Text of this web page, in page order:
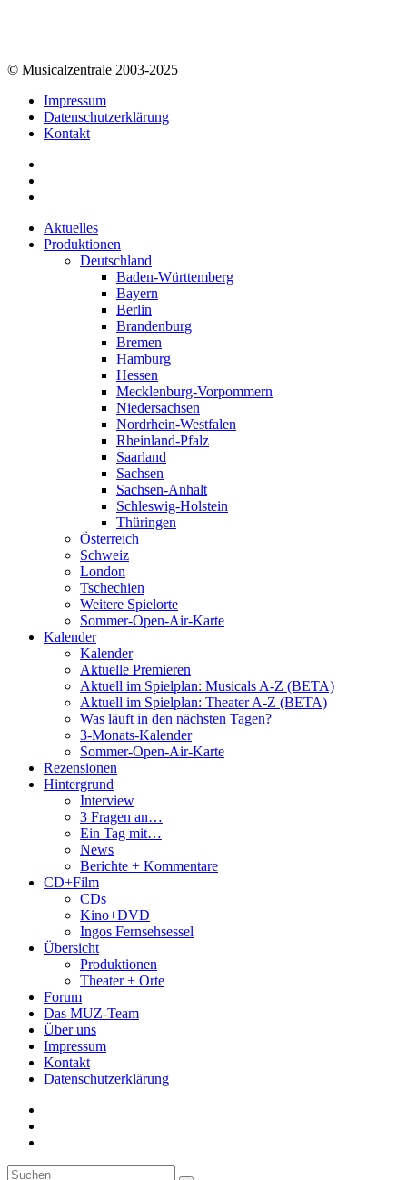
© Musicalzentrale 2003-2025
Impressum
Datenschutzerklärung
Kontakt
Aktuelles
Produktionen
Deutschland
Baden-Württemberg
Bayern
Berlin
Brandenburg
Bremen
Hamburg
Hessen
Mecklenburg-Vorpommern
Niedersachsen
Nordrhein-Westfalen
Rheinland-Pfalz
Saarland
Sachsen
Sachsen-Anhalt
Schleswig-Holstein
Thüringen
Österreich
Schweiz
London
Tschechien
Weitere Spielorte
Sommer-Open-Air-Karte
Kalender
Kalender
Aktuelle Premieren
Aktuell im Spielplan: Musicals A-Z (BETA)
Aktuell im Spielplan: Theater A-Z (BETA)
Was läuft in den nächsten Tagen?
3-Monats-Kalender
Sommer-Open-Air-Karte
Rezensionen
Hintergrund
Interview
3 Fragen an…
Ein Tag mit…
News
Berichte + Kommentare
CD+Film
CDs
Kino+DVD
Ingos Fernsehsessel
Übersicht
Produktionen
Theater + Orte
Forum
Das MUZ-Team
Über uns
Impressum
Kontakt
Datenschutzerklärung